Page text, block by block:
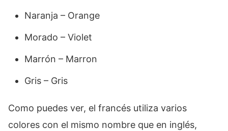
Naranja – Orange
Morado – Violet
Marrón – Marron
Gris – Gris
Como puedes ver, el francés utiliza varios
colores con el mismo nombre que en inglés,